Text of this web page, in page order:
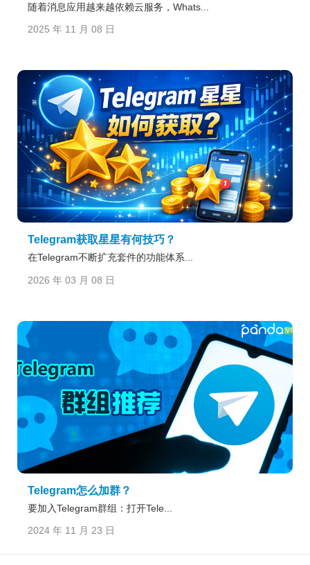
随着消息应用越来越依赖云服务，Whats...
2025 年 11 月 08 日
Telegram获取星星有何技巧？
在Telegram不断扩充套件的功能体系...
2026 年 03 月 08 日
Telegram怎么加群？
要加入Telegram群组：打开Tele...
2024 年 11 月 23 日